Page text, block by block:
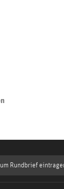
Rundbrief